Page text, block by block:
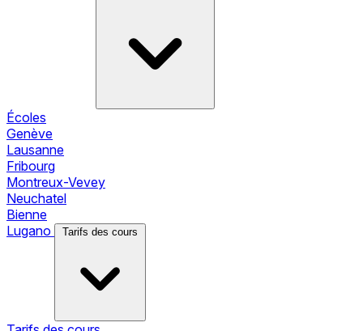
Écoles
Genève
Lausanne
Fribourg
Montreux-Vevey
Neuchatel
Bienne
Lugano
Tarifs des cours